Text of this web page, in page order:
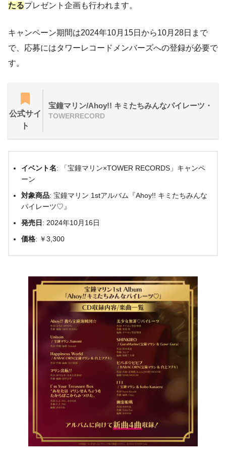
たるプレゼント企画も行われます。
キャンペーン期間は2024年10月15日から10月28日まで
で、応募にはタワーレコードメンバーズへの登録が必要で
す。
公式サイ
ト
宝鐘マリン/Ahoy!! キミたちみんなパイレーツ・
TOWERRECORD
イベント名: 「宝鐘マリン×TOWER RECORDS」キャンペ
ーン
対象商品: 宝鐘マリン 1stアルバム『Ahoy!! キミたちみんな
パイレーツ♡』
発売日 : 2024年10月16日
価格: ￥3,300